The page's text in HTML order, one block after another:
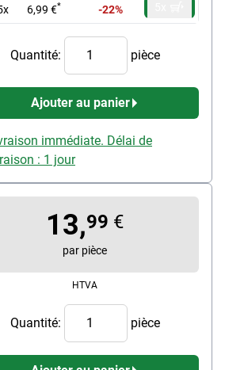
6,99 €* -22%
Quantité: pièce
Ajouter au panier
immédiate. Délai de
: 1 jour
13,99 €
par pièce
HTVA
Quantité: pièce